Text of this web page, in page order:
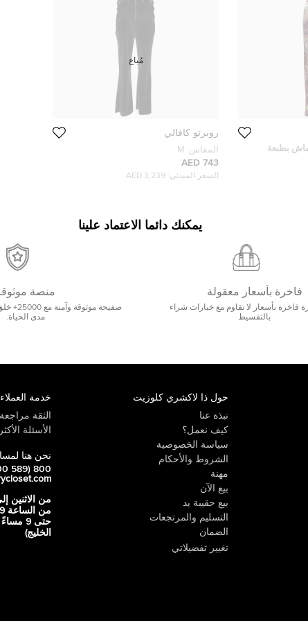
بطبعة
متوسط - ميديوم
روبرتو كافالي
المقاس: M
743 AED
السعر المبدئي: 3,239 AED
مُباع
يمكنك دائما الاعتماد علينا
فاخرة بأسعار معقولة
فاخرة بأسعار لا تقاوم مع خيارات شراء
بالتقسيط
منصة
صفيحة
مدى الحياة.
حول ذا لاكشري كلوزيت
نبذة عنا
كيف نعمل؟
سياسة الخصوصية
الشروط والأحكام
مهنة
بيع الآن
بيع حقيبة يد
التسليم والمرتجعات
الضمان
تغيير تفضيلاتي
خدمة العملاء
الثقة
الأسئلة
نحن هنا
800 LUX (800 589)
من الاثنين
حتى 9
الخليج)